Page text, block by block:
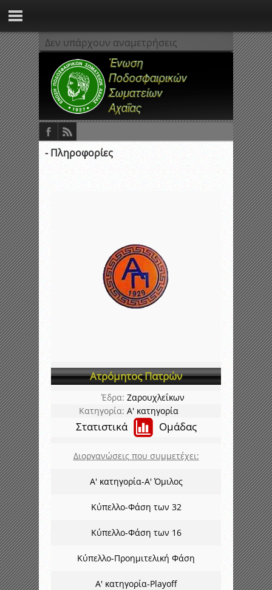
Δεν υπάρχουν αναμετρήσεις
- Πληροφορίες
Ατρόμητος Πατρών
Έδρα: Ζαρουχλεΐκων
Κατηγορία: Α' κατηγορία
Στατιστικά Ομάδας
Διοργανώσεις που συμμετέχει:
Α' κατηγορία-Α' Όμιλος
Κύπελλο-Φάση των 32
Κύπελλο-Φάση των 16
Κύπελλο-Προημιτελική Φάση
Α' κατηγορία-Playoff